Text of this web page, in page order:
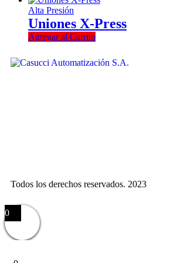
Alta Presión
Uniones X-Press
Agregar al Carrito
Todos los derechos reservados. 2023
0